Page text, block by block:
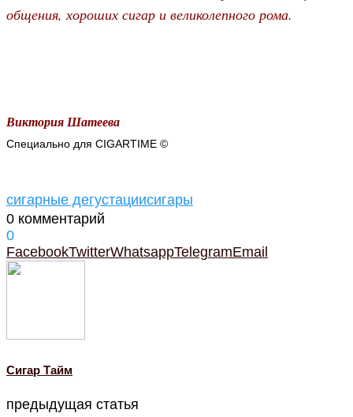
общения, хороших сигар и великолепного рома.
Виктория Шатеева
Специально для CIGARTIME ©
сигарные дегустациисигары
0 комментарий
0
FacebookTwitterWhatsappTelegramEmail
Cигар Тайм
предыдущая статья